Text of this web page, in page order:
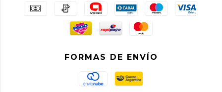
FORMAS DE ENVÍO